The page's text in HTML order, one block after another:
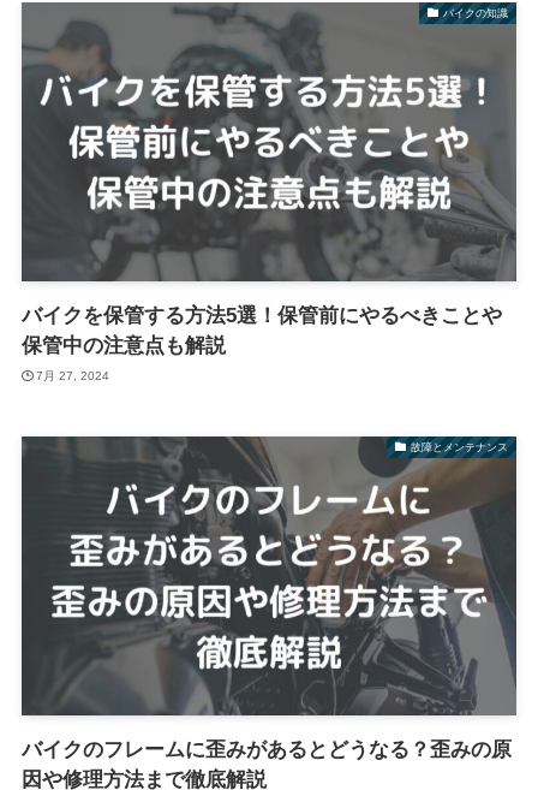
バイクの知識
バイクを保管する方法5選！保管前にやるべきことや
保管中の注意点も解説
7月 27, 2024
故障とメンテナンス
バイクのフレームに歪みがあるとどうなる？歪みの原
因や修理方法まで徹底解説